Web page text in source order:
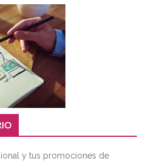
y tus promociones de